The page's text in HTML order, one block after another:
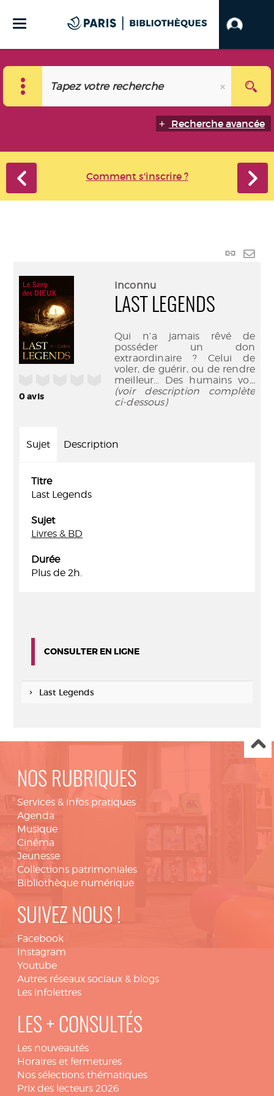
Recherche avancée
Comment s'inscrire ?
Lien
0avis
Inconnu
LAST LEGENDS
Qui n’a jamais rêvé de
posséder un don
extraordinaire ? Celui de
voler, de guérir, ou de rendre
meilleur… Des humains vo...
(voir description complète
ci-dessous)
Sujet Description
Titre
Last Legends
Sujet
Livres & BD
Durée
Plus de 2h.
CONSULTER EN LIGNE
Last Legends
NOS RUBRIQUES
Services & infos pratiques
Agenda
Musique
Cinéma
Jeunesse
Collections patrimoniales
Bibliothèque numérique
SUIVEZ NOUS !
Facebook
Instagram
Youtube
Autres réseaux sociaux & blogs
Les infolettres
LES + CONSULTÉS
Les nouveautés
Horaires et fermetures
Nos sélections thématiques
Prix des lecteurs 2026